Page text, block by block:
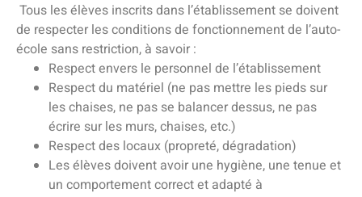
Tous les élèves inscrits dans l’établissement se doivent
de respecter les conditions de fonctionnement de l’auto-
école sans restriction, à savoir :
Respect envers le personnel de l’établissement
Respect du matériel (ne pas mettre les pieds sur
les chaises, ne pas se balancer dessus, ne pas
écrire sur les murs, chaises, etc.)
Respect des locaux (propreté, dégradation)
Les élèves doivent avoir une hygiène, une tenue et
un comportement correct et adapté à